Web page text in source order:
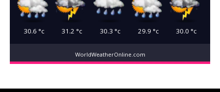
30.6 °c 31.2 °c 30.3 °c 29.9 °c 30.0 °c
WorldWeatherOnline.com